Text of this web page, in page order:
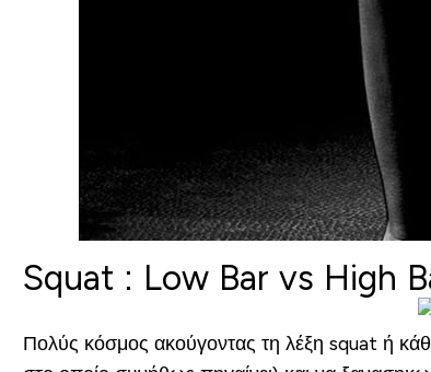
Squat : Low Bar vs High
Πολύς κόσμος ακούγοντας τη λέξη squat ή